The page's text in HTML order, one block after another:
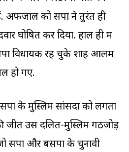
अफजाल को सपा ने तुरंत ही
घोषित कर दिया. हाल ही में
विधायक रह चुके शाह आलम
हो गए.
के मुस्लि‍म सांसदों को लगता
जीत उस दलित-मुस्ल‍िम गठजोड़
सपा और बसपा के चुनावी